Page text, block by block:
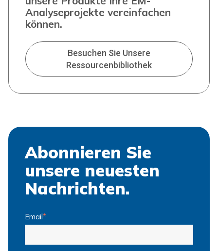
Analyseprojekte vereinfachen
können.
Besuchen Sie Unsere
Ressourcenbibliothek
Abonnieren Sie
unsere neuesten
Nachrichten.
Email*